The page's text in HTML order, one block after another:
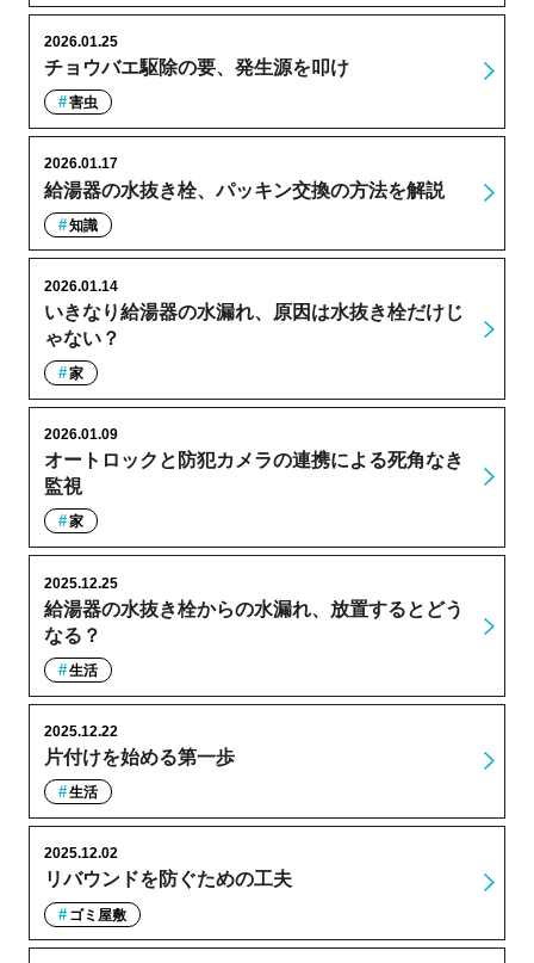
チョウバエ駆除の要、発生源を叩け
2026.01.25
害虫
給湯器の水抜き栓、パッキン交換の方法を解説
2026.01.17
知識
いきなり給湯器の水漏れ、原因は水抜き栓だけじ
ゃない？
2026.01.14
家
オートロックと防犯カメラの連携による死角なき
監視
2026.01.09
家
給湯器の水抜き栓からの水漏れ、放置するとどう
なる？
2025.12.25
生活
片付けを始める第一歩
2025.12.22
生活
リバウンドを防ぐための工夫
2025.12.02
ゴミ屋敷